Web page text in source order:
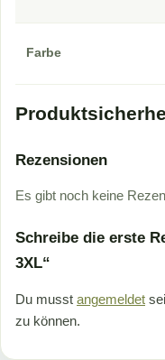
Farbe
Rezensionen
Es gibt noch keine
Schreibe die erste
3XL“
Du musst angemeldet
zu können.